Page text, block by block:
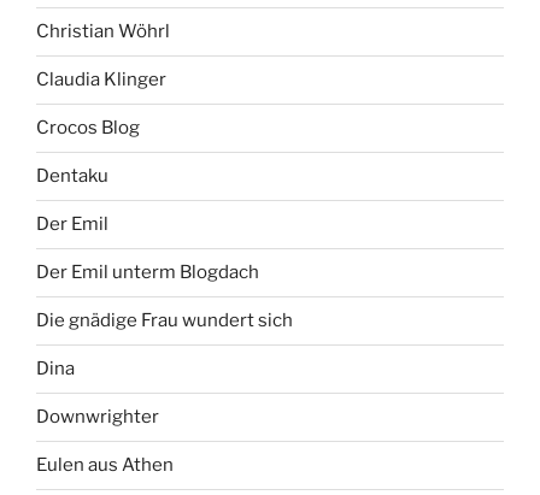
Christian Wöhrl
Claudia Klinger
Crocos Blog
Dentaku
Der Emil
Der Emil unterm Blogdach
Die gnädige Frau wundert sich
Dina
Downwrighter
Eulen aus Athen